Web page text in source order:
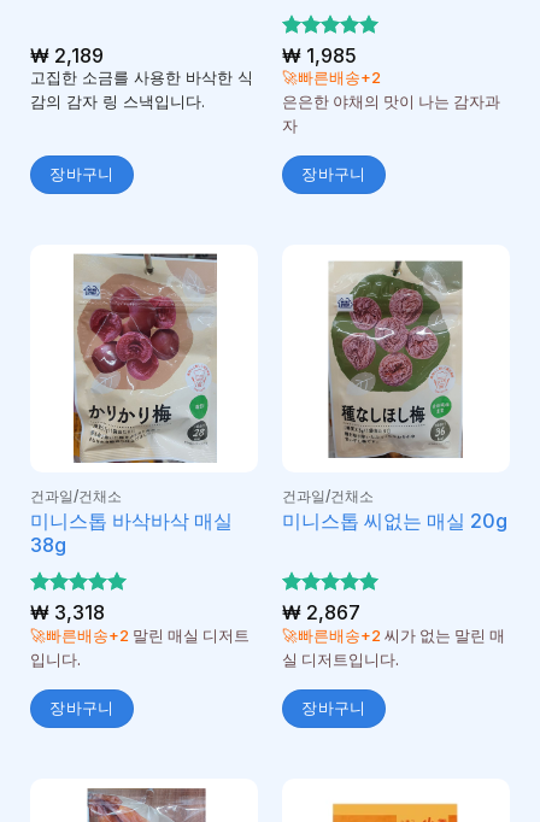
₩2,189
고집한 소금를 사용한 바삭한 식
감의 감자 링 스낵입니다.
장바구니
5 중에서
5로 평가
됨
₩1,985
🚀빠른배송+2
은은한 야채의 맛이 나는 감자과
자
장바구니
건과일/건채소
미니스톱 바삭바삭 매실
38g
5 중에서
5로 평가
됨
₩3,318
🚀빠른배송+2 말린 매실 디저트
입니다.
장바구니
건과일/건채소
미니스톱 씨없는 매실 20g
5 중에서
5로 평가
됨
₩2,867
🚀빠른배송+2 씨가 없는 말린 매
실 디저트입니다.
장바구니